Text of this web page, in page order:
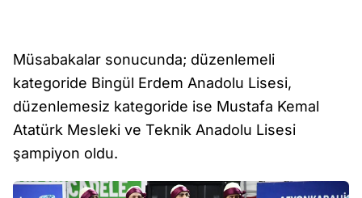
Müsabakalar sonucunda; düzenlemeli
kategoride Bingül Erdem Anadolu Lisesi,
düzenlemesiz kategoride ise Mustafa Kemal
Atatürk Mesleki ve Teknik Anadolu Lisesi
şampiyon oldu.